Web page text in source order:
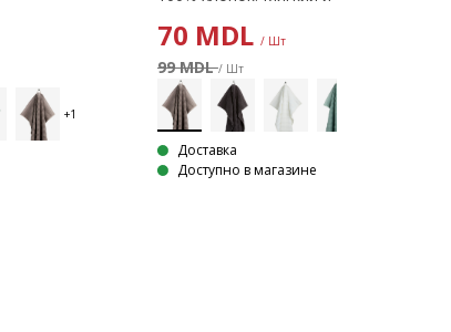
70 MDL / Шт
99 MDL/ Шт
Доставка
Доступно в магазине